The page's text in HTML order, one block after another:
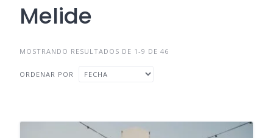
Melide
MOSTRANDO RESULTADOS DE 1-9 DE 46
ORDENAR POR